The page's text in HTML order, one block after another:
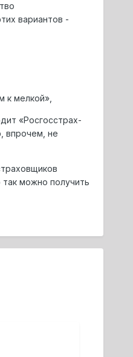
вариантов -
к мелкой»,
«Росгосстрах-
впрочем, не
можно получить